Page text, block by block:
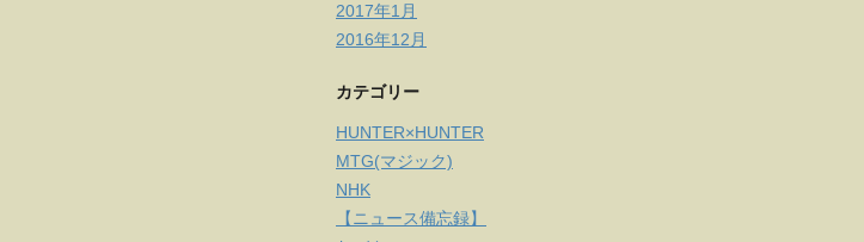
2017年1月
2016年12月
カテゴリー
HUNTER×HUNTER
MTG(マジック)
NHK
【ニュース備忘録】